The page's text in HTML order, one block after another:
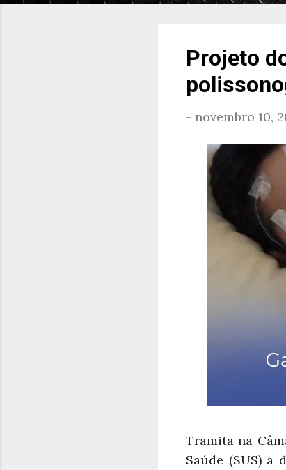
Projeto
- novembro 10,
Tramita na
Saúde (SUS) a